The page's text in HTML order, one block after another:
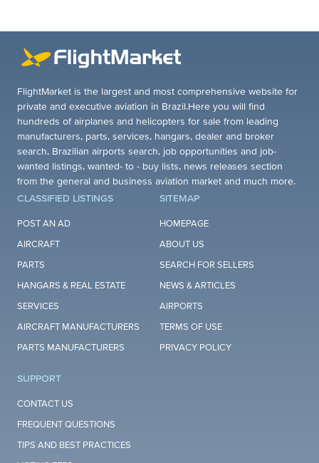
FlightMarket is the largest and most comprehensive website for
private and executive aviation in Brazil.Here you will find
hundreds of airplanes and helicopters for sale from leading
manufacturers, parts, services, hangars, dealer and broker
search, Brazilian airports search, job opportunities and job-
wanted listings, wanted- to - buy lists, news releases section
from the general and business aviation market and much more.
CLASSIFIED LISTINGS
POST AN AD
AIRCRAFT
PARTS
HANGARS & REAL ESTATE
SERVICES
AIRCRAFT MANUFACTURERS
PARTS MANUFACTURERS
SITEMAP
HOMEPAGE
ABOUT US
SEARCH FOR SELLERS
NEWS & ARTICLES
AIRPORTS
TERMS OF USE
PRIVACY POLICY
SUPPORT
CONTACT US
FREQUENT QUESTIONS
TIPS AND BEST PRACTICES